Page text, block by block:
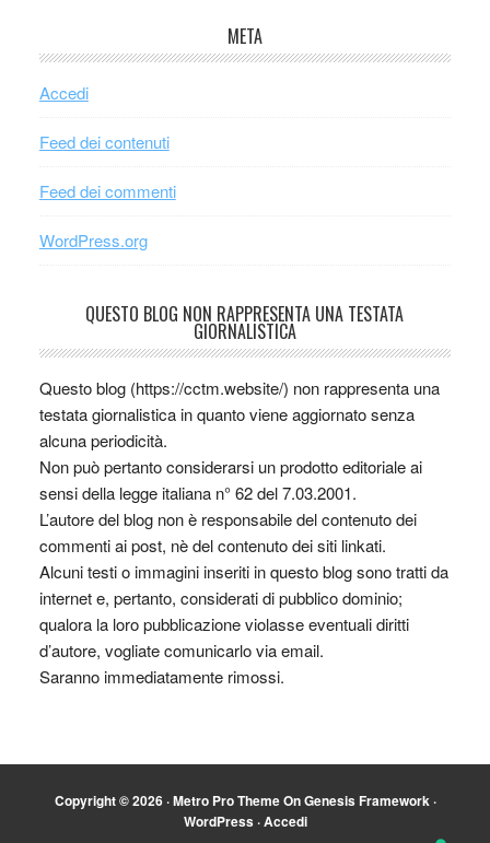
META
Accedi
Feed dei contenuti
Feed dei commenti
WordPress.org
QUESTO BLOG NON RAPPRESENTA UNA TESTATA
GIORNALISTICA
Questo blog (https://cctm.website/) non rappresenta una
testata giornalistica in quanto viene aggiornato senza
alcuna periodicità.
Non può pertanto considerarsi un prodotto editoriale ai
sensi della legge italiana n° 62 del 7.03.2001.
L’autore del blog non è responsabile del contenuto dei
commenti ai post, nè del contenuto dei siti linkati.
Alcuni testi o immagini inseriti in questo blog sono tratti da
internet e, pertanto, considerati di pubblico dominio;
qualora la loro pubblicazione violasse eventuali diritti
d’autore, vogliate comunicarlo via email.
Saranno immediatamente rimossi.
Copyright © 2026 ·Metro Pro ThemeOnGenesis Framework·
WordPress·Accedi